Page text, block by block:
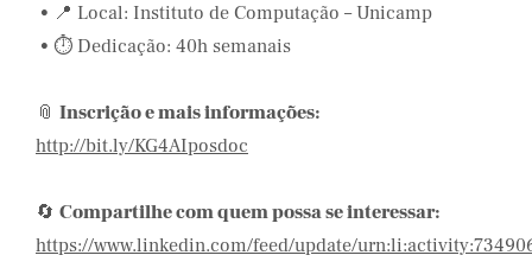
• 📍 Local: Instituto de Computação – Unicamp
• ⏱️ Dedicação: 40h semanais
📎 Inscrição e mais informações:
http://bit.ly/KG4AIposdoc
🔄 Compartilhe com quem possa se interessar:
https://www.linkedin.com/feed/update/